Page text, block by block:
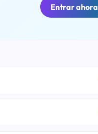
Entrar ahora